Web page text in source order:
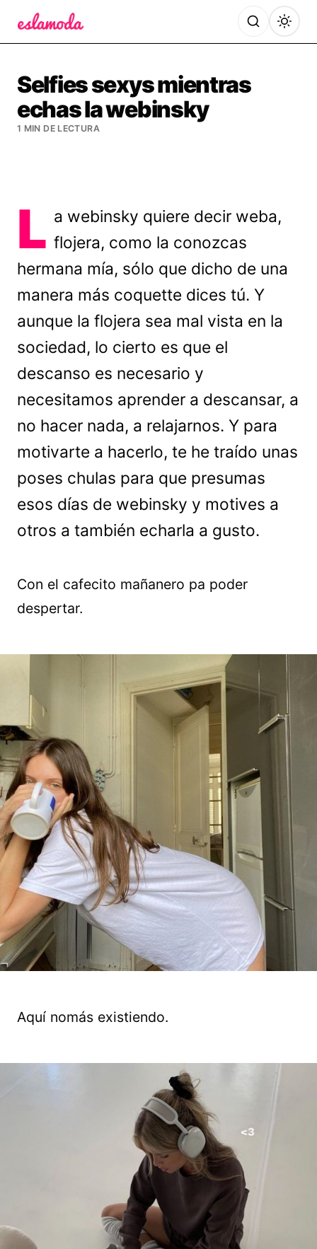
Selfies sexys mientras
echas la webinsky
1 MIN DE LECTURA
L a webinsky quiere decir weba,
flojera, como la conozcas
hermana mía, sólo que dicho de una
manera más coquette dices tú. Y
aunque la flojera sea mal vista en la
sociedad, lo cierto es que el
descanso es necesario y
necesitamos aprender a descansar, a
no hacer nada, a relajarnos. Y para
motivarte a hacerlo, te he traído unas
poses chulas para que presumas
esos días de webinsky y motives a
otros a también echarla a gusto.
Con el cafecito mañanero pa poder
despertar.
Aquí nomás existiendo.